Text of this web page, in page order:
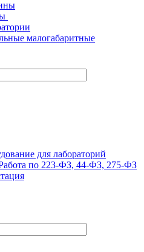
малогабаритные
для лабораторий
по 223-ФЗ, 44-ФЗ, 275-ФЗ